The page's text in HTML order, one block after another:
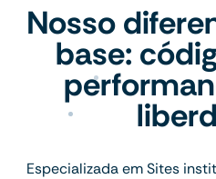
Nosso
base:
Especializada em Sites